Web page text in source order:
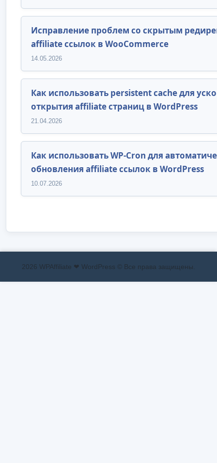
Исправление проблем со скрытым
affiliate ссылок в WooCommerce
14.05.2026
Как использовать persistent cache для
открытия affiliate страниц в WordPress
21.04.2026
Как использовать WP-Cron для
обновления affiliate ссылок в WordPress
10.07.2026
2026 WPAffiliate ❤ WordPress © Все права защищены.